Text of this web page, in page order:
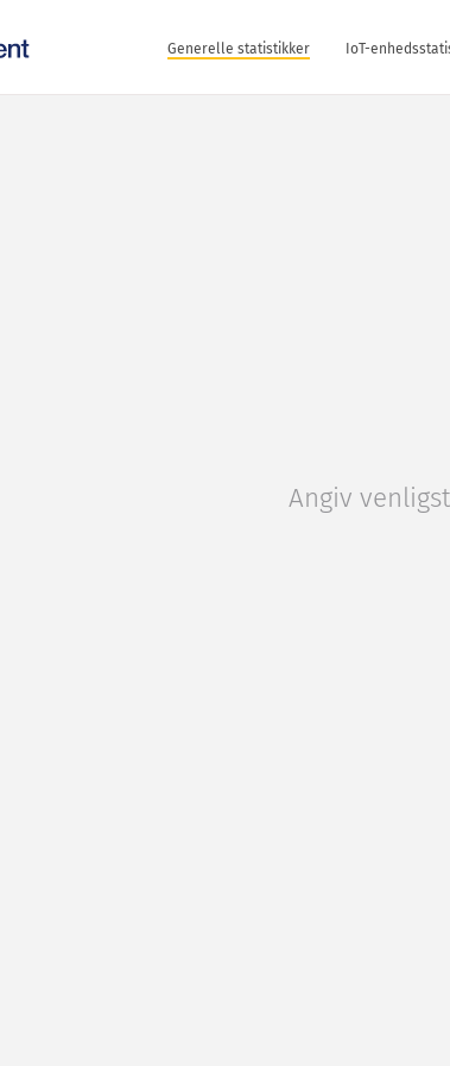
Generelle statistikker IoT-
Angiv